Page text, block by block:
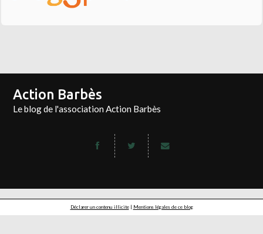
Action Barbès
Le blog de l'association Action Barbès
Déclarer un contenu illicite| Mentions légales de ce blog